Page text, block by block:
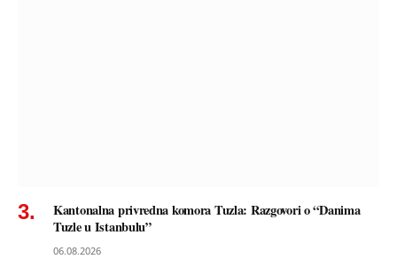
Kantonalna privredna komora Tuzla: Razgovori o “Danima
Tuzle u Istanbulu”
06.08.2026